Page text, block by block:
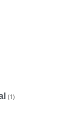
(1)